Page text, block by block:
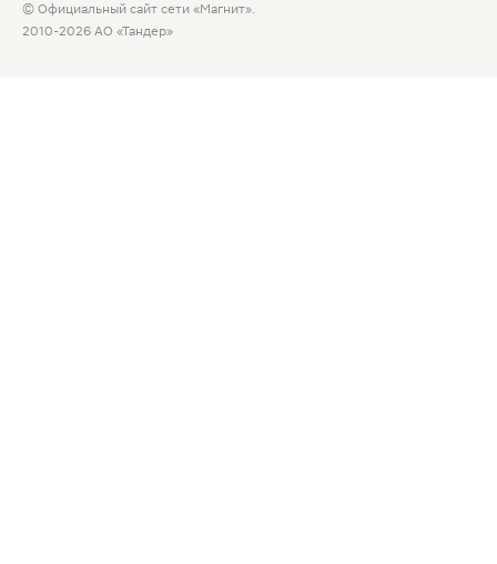
© Официальный сайт сети «Магнит».
2010-2026 АО «Тандер»